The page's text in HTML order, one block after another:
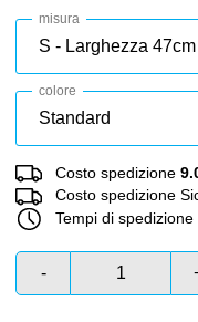
misura
colore
Costo spedizione
Costo spedizione
Tempi di spedizione
-